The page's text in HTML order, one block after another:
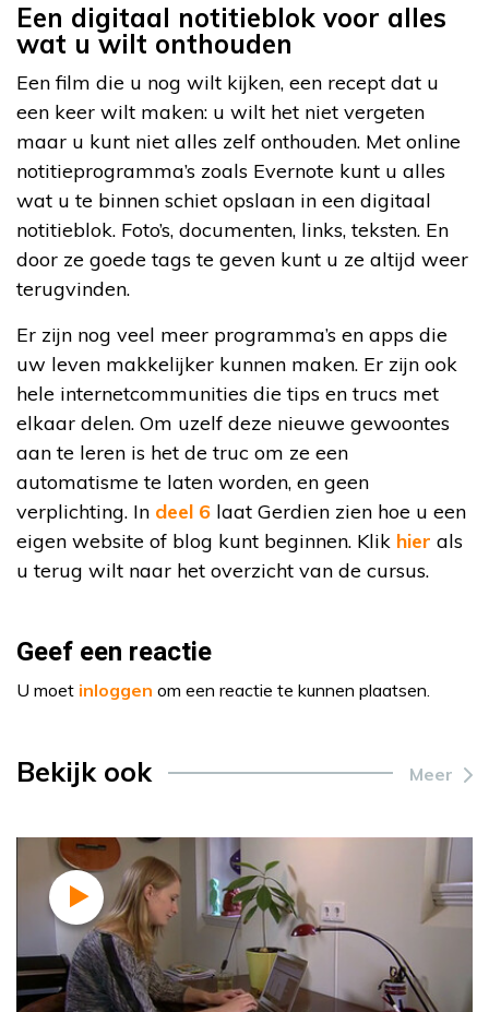
Een digitaal notitieblok voor alles
wat u wilt onthouden
Een film die u nog wilt kijken, een recept dat u
een keer wilt maken: u wilt het niet vergeten
maar u kunt niet alles zelf onthouden. Met online
notitieprogramma’s zoals Evernote kunt u alles
wat u te binnen schiet opslaan in een digitaal
notitieblok. Foto’s, documenten, links, teksten. En
door ze goede tags te geven kunt u ze altijd weer
terugvinden.
Er zijn nog veel meer programma’s en apps die
uw leven makkelijker kunnen maken. Er zijn ook
hele internetcommunities die tips en trucs met
elkaar delen. Om uzelf deze nieuwe gewoontes
aan te leren is het de truc om ze een
automatisme te laten worden, en geen
verplichting. In deel 6 laat Gerdien zien hoe u een
eigen website of blog kunt beginnen. Klik hier als
u terug wilt naar het overzicht van de cursus.
Geef een reactie
U moet inloggen om een reactie te kunnen plaatsen.
Bekijk ook Meer